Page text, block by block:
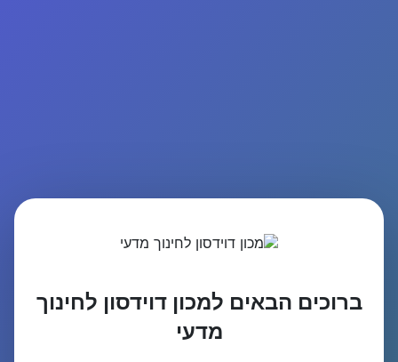
ברוכים הבאים למכון דוידסון לחינוך
מדעי